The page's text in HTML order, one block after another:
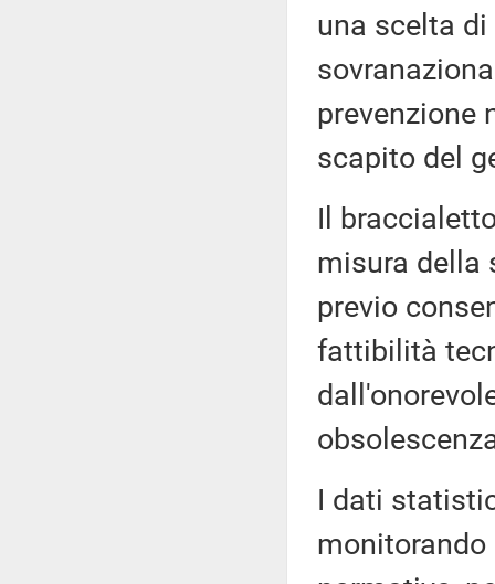
una scelta
prevenzione
scapito del
Il
misura della
previo
fattibilità
I dati